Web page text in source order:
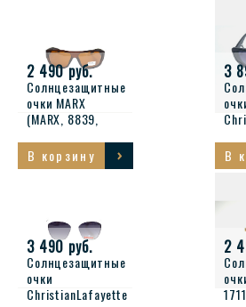
Солнцезащитные
очки MARX
(MARX, 8839,
Пластик,
Коричневый,
58-16-135,
Мужчин, Литые )
2 490 руб.
В корзину
3
В
Солнцезащитные
очки
ChristianLafayette
3 490 руб. 2